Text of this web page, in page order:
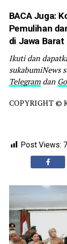
BACA Juga:
Pemulihan
di Jawa Barat
Ikuti dan
sukabumiNews
Telegramdan
COPYRIGHT ©
Post Views: